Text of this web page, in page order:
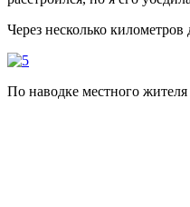
Через несколько
По наводке местного